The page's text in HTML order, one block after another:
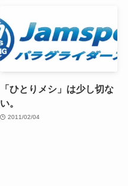
「ひとりメシ」は少し切な
い。
2011/02/04